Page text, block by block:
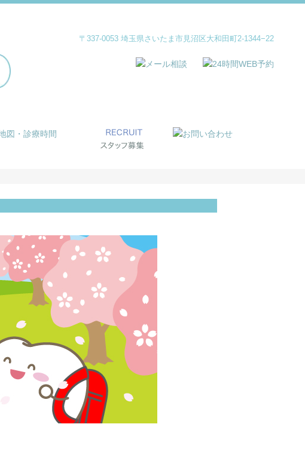
〒337-0053 埼玉県さいたま市見沼区大和田町2-1344−22